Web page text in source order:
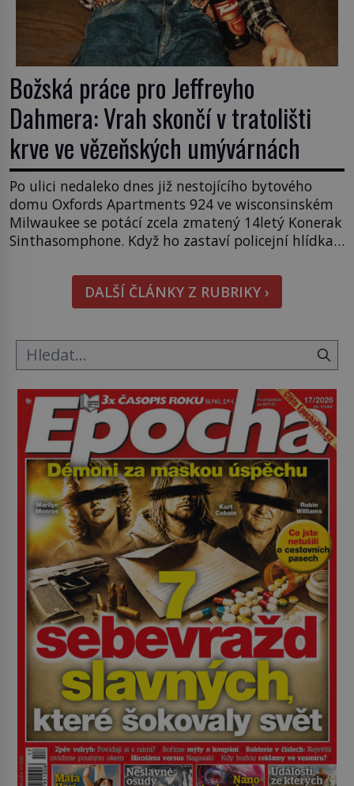
Božská práce pro Jeffreyho
Dahmera: Vrah skončí v tratolišti
krve ve vězeňských umývárnách
Po ulici nedaleko dnes již nestojícího bytového
domu Oxfords Apartments 924 ve wisconsinském
Milwaukee se potácí zcela zmatený 14letý Konerak
Sinthasomphone. Když ho zastaví policejní hlídka,
Strážníci ho dopraví zpět do udaného bytu. Oním
„kamarádem“ je ovšem jeden z nejslavnějších
vrahů, Jeffrey Dahmer (1960–1994). Je 27. května
DALŠÍ ČLÁNKY Z RUBRIKY ›